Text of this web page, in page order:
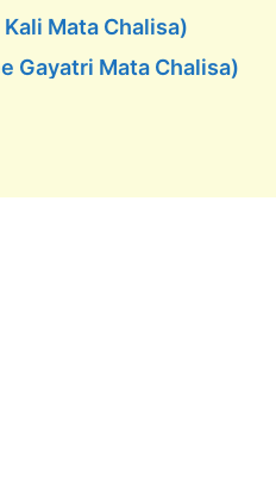
Kali Mata Chalisa)
Gayatri Mata Chalisa)